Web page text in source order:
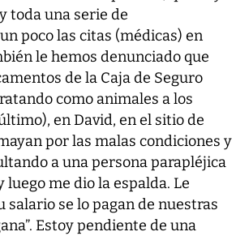
toda una serie de
poco las citas (médicas) en
le hemos denunciado que
de la Caja de Seguro
como animales a los
en David, en el sitio de
por las malas condiciones y
a una persona parapléjica
me dio la espalda. Le
salario se lo pagan de nuestras
Estoy pendiente de una